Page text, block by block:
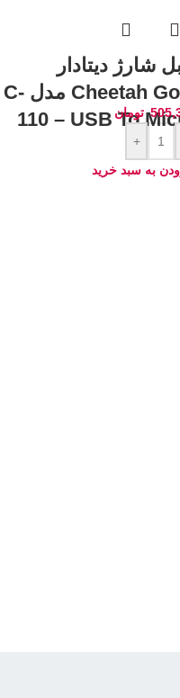
شارژ دیتادار
Cheetah Gold مدل C-
110 – USB To
تومان
+
به سبد خرید